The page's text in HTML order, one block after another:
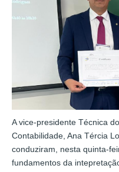
A vice-presidente Técnica
Contabilidade, Ana Tércia
conduziram, nesta quinta-
fundamentos da